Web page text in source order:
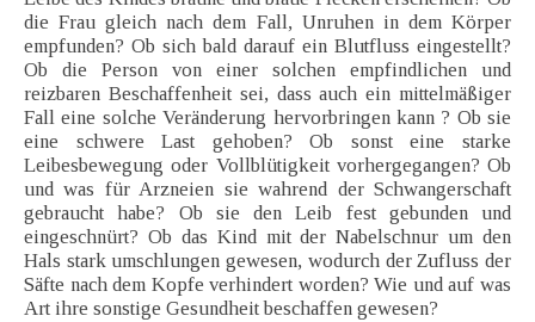
die Frau gleich nach dem Fall, Unruhen in dem Körper
empfunden? Ob sich bald darauf ein Blutfluss eingestellt?
Ob die Person von einer solchen empfindlichen und
reizbaren Beschaffenheit sei, dass auch ein mittelmäßiger
Fall eine solche Veränderung hervorbringen kann ? Ob sie
eine schwere Last gehoben? Ob sonst eine starke
Leibesbewegung oder Vollblütigkeit vorhergegangen? Ob
und was für Arzneien sie wahrend der Schwangerschaft
gebraucht habe? Ob sie den Leib fest gebunden und
eingeschnürt? Ob das Kind mit der Nabelschnur um den
Hals stark umschlungen gewesen, wodurch der Zufluss der
Säfte nach dem Kopfe verhindert worden? Wie und auf was
Art ihre sonstige Gesundheit beschaffen gewesen?